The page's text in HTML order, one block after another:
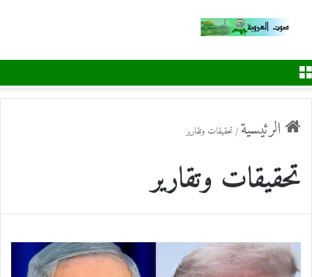
الرئيسية/تحقيقات وتقارير
تحقيقات وتقارير